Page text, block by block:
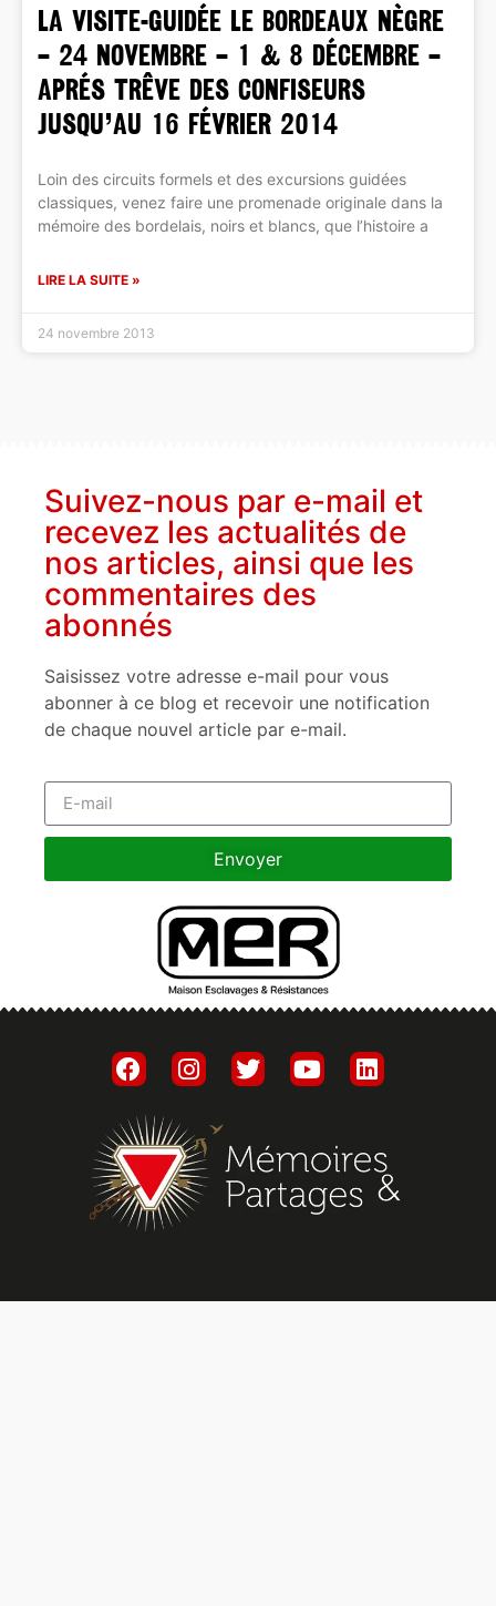
La Visite-Guidée LE BORDEAUX NÈGRE
– 24 novembre – 1 & 8 décembre –
Aprés trêve des confiseurs
jusqu’au 16 février 2014
Loin des circuits formels et des excursions guidées
classiques, venez faire une promenade originale dans la
mémoire des bordelais, noirs et blancs, que l’histoire a
LIRE LA SUITE »
24 novembre 2013
Suivez-nous par e-mail et
recevez les actualités de
nos articles, ainsi que les
commentaires des
abonnés
Saisissez votre adresse e-mail pour vous
abonner à ce blog et recevoir une notification
de chaque nouvel article par e-mail.
Envoyer